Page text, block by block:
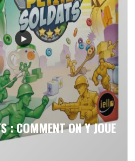
: COMMENT ON Y JOUE